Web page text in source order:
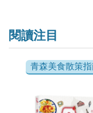
閱讀注目
青森美食散策